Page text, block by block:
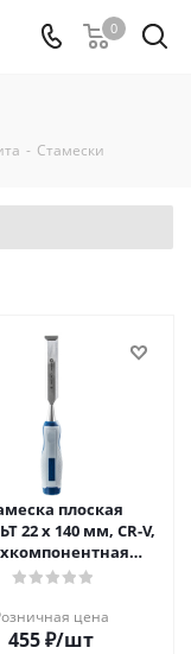
0
- Стамески
плоская
22 х 140 мм, CR-V,
(1 шт.) блистер
цена
455₽/шт